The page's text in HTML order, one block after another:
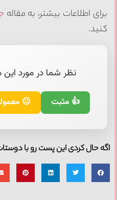
برای اطلاعات بیشتر، به مقاله
کنید.
نظر شما در مورد
👍 مثبت 😐
اگه حال کردی این پست رو با